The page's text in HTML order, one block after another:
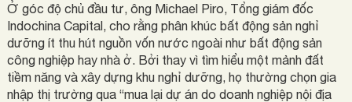
Ở góc độ chủ đầu tư, ông Michael Piro, Tổng giám đốc
Indochina Capital, cho rằng phân khúc bất động sản nghỉ
dưỡng ít thu hút nguồn vốn nước ngoài như bất động sản
công nghiệp hay nhà ở. Bởi thay vì tìm hiểu một mảnh đất
tiềm năng và xây dựng khu nghỉ dưỡng, họ thường chọn gia
nhập thị trường qua “mua lại dự án do doanh nghiệp nội địa